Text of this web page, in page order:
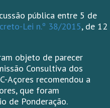
pública entre 5 de
Lei n.º 38/2015, de 12
objeto de parecer
Consultiva dos
Açores recomendou a
que foram
de Ponderação.